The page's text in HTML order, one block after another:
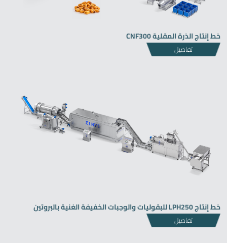
خط إنتاج الذرة المقلية CNF300
تفاصيل
خط إنتاج LPH250 للبقوليات والوجبات الخفيفة الغنية بالبروتين
تفاصيل